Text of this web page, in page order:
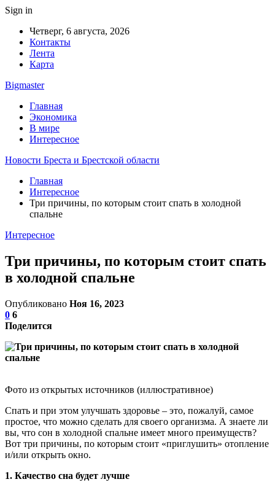
Sign in
Четверг, 6 августа, 2026
Контакты
Лента
Карта
Bigmaster
Главная
Экономика
В мире
Интересное
Новости Бреста и Брестской области
Главная
Интересное
Три причины, по которым стоит спать в холодной
спальне
Интересное
Три причины, по которым стоит спать
в холодной спальне
Опубликовано Ноя 16, 2023
0 6
Поделится
Фото из открытых источников (иллюстративное)
Спать и при этом улучшать здоровье – это, пожалуй, самое
простое, что можно сделать для своего организма. А знаете ли
вы, что сон в холодной спальне имеет много преимуществ?
Вот три причины, по которым стоит «приглушить» отопление
и/или открыть окно.
1. Качество сна будет лучше